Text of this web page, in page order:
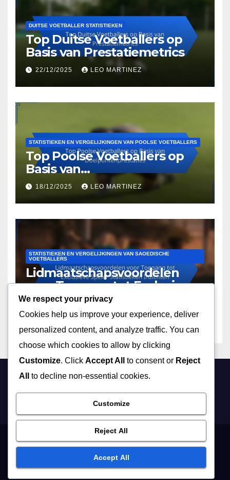
DUITSE VOETBALLER STATISTIEKEN
Top Duitse Voetballers op
Basis van Prestatiemetrics
22/12/2025 LEO MARTINEZ
STATISTIEKEN EN VERGELIJKINGEN VAN POOLSE VOETBALLERS
Top Poolse Voetballers op
Basis van
Doelpuntenprestaties
18/12/2025 LEO MARTINEZ
STATISTIEKEN EN VERGELIJKINGEN VAN SAOEDISCHE
VOETBALLERS
Lidmaatschapsvoordelen
voor Toegang tot Exclusieve
Speler Statistieken Inzichten
18/12/2025 LEO MARTINEZ
cacompanhia.com
GebruikersovereenkomstOver onsBereik ons
Beleid gegevensbeschermingCookiebeleid
We respect your privacy
Cookies help us improve your experience, deliver
personalized content, and analyze traffic. You can
choose which cookies to allow by clicking
Customize. Click Accept All to consent or Reject
All
to decline non-essential cookies.
Customize
Reject All
Accept All